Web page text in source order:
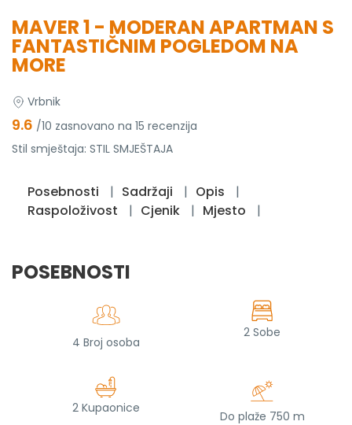
MAVER 1 - MODERAN APARTMAN S
FANTASTIČNIM POGLEDOM NA
MORE
Vrbnik
9.6 /10 zasnovano na 15 recenzija
Stil smještaja: STIL SMJEŠTAJA
Posebnosti Sadržaji
Opis
Raspoloživost
Cjenik Mjesto
POSEBNOSTI
4 Broj osoba
2 Sobe
2 Kupaonice
Do plaže 750 m